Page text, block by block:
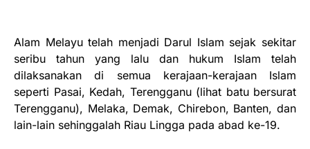
Alam Melayu telah menjadi Darul Islam sejak sekitar
seribu tahun yang lalu dan hukum Islam telah
dilaksanakan di semua kerajaan-kerajaan Islam
seperti Pasai, Kedah, Terengganu (lihat batu bersurat
Terengganu), Melaka, Demak, Chirebon, Banten, dan
lain-lain sehinggalah Riau Lingga pada abad ke-19.